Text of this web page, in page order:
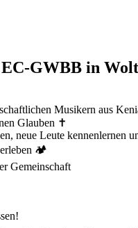
EC-GWBB in
Musikern aus
Glauben ✝️
neue Leute kennenlernen
erleben 🏕
Gemeinschaft